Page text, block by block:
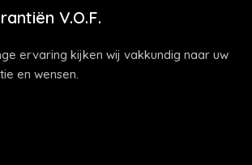
V.O.F.
ervaring kijken wij vakkundig naar uw
en wensen.